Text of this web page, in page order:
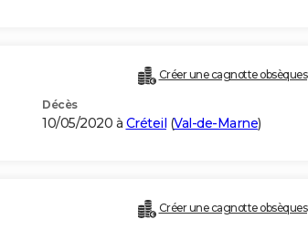
Créer une cagnotte obsèques
Décès
10/05/2020 à Créteil (Val-de-Marne)
Créer une cagnotte obsèques